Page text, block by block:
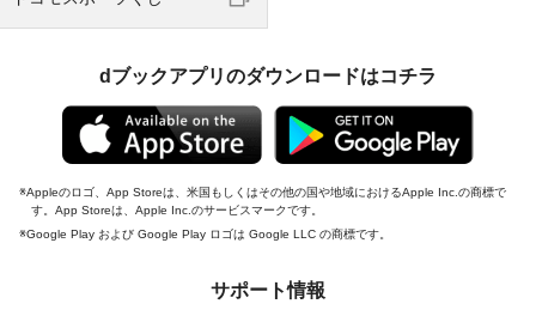
dブックアプリのダウンロードはコチラ
Appleのロゴ、App Storeは、米国もしくはその他の国や地域におけるApple Inc.の商標で
す。App Storeは、Apple Inc.のサービスマークです。
Google Play および Google Play ロゴは Google LLC の商標です。
サポート情報